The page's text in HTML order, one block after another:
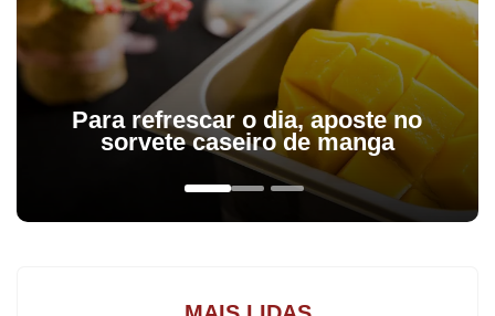
Fique por dentro do que acontece em Apucarana, Arapongas
e região,assine a Tribuna do Norte.
A 16ª Regional de Saúde (RS) de Apucarana, confirmou nesta
quarta-feira (9), que investiga duas mortes suspeitas por dengue.
Para refrescar o dia, aposte no
sorvete caseiro de manga